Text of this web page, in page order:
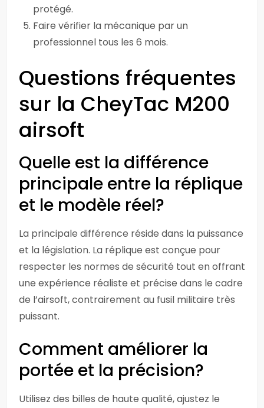
protégé.
Faire vérifier la mécanique par un
professionnel tous les 6 mois.
Questions fréquentes
sur la CheyTac M200
airsoft
Quelle est la différence
principale entre la réplique
et le modèle réel?
La principale différence réside dans la puissance
et la législation. La réplique est conçue pour
respecter les normes de sécurité tout en offrant
une expérience réaliste et précise dans le cadre
de l’airsoft, contrairement au fusil militaire très
puissant.
Comment améliorer la
portée et la précision?
Utilisez des billes de haute qualité, ajustez le